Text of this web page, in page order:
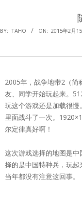
BY: TAHO ON: 2015年2月
2005年，战争地带2（简
友、同学开始玩起来。
玩这个游戏还是加载很
里面战斗了一次。
尔定律真好啊！
这次游戏选择的地图是
择的是中国特种兵，玩起
当年都没有注意这回事。